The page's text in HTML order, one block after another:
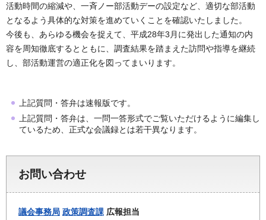
活動時間の縮減や、一斉ノー部活動デーの設定など、適切な部活動
となるよう具体的な対策を進めていくことを確認いたしました。
今後も、あらゆる機会を捉えて、平成28年3月に発出した通知の内
容を周知徹底するとともに、調査結果を踏まえた訪問や指導を継続
し、部活動運営の適正化を図ってまいります。
上記質問・答弁は速報版です。
上記質問・答弁は、一問一答形式でご覧いただけるように編集し
ているため、正式な会議録とは若干異なります。
お問い合わせ
議会事務局 政策調査課 広報担当